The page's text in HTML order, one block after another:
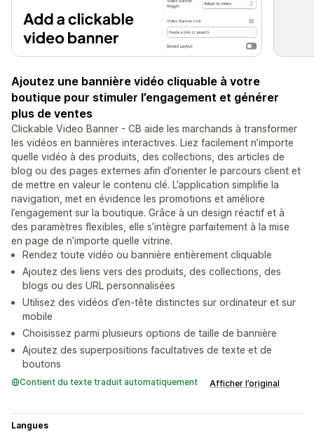
Ajoutez une bannière vidéo cliquable à votre
boutique pour stimuler l’engagement et générer
plus de ventes
Clickable Video Banner - CB aide les marchands à transformer
les vidéos en bannières interactives. Liez facilement n’importe
quelle vidéo à des produits, des collections, des articles de
blog ou des pages externes afin d’orienter le parcours client et
de mettre en valeur le contenu clé. L’application simplifie la
navigation, met en évidence les promotions et améliore
l’engagement sur la boutique. Grâce à un design réactif et à
des paramètres flexibles, elle s’intègre parfaitement à la mise
en page de n’importe quelle vitrine.
Rendez toute vidéo ou bannière entièrement cliquable
Ajoutez des liens vers des produits, des collections, des
blogs ou des URL personnalisées
Utilisez des vidéos d’en-tête distinctes sur ordinateur et sur
mobile
Choisissez parmi plusieurs options de taille de bannière
Ajoutez des superpositions facultatives de texte et de
boutons
Contient du texte traduit automatiquement Afficher l’original
Langues